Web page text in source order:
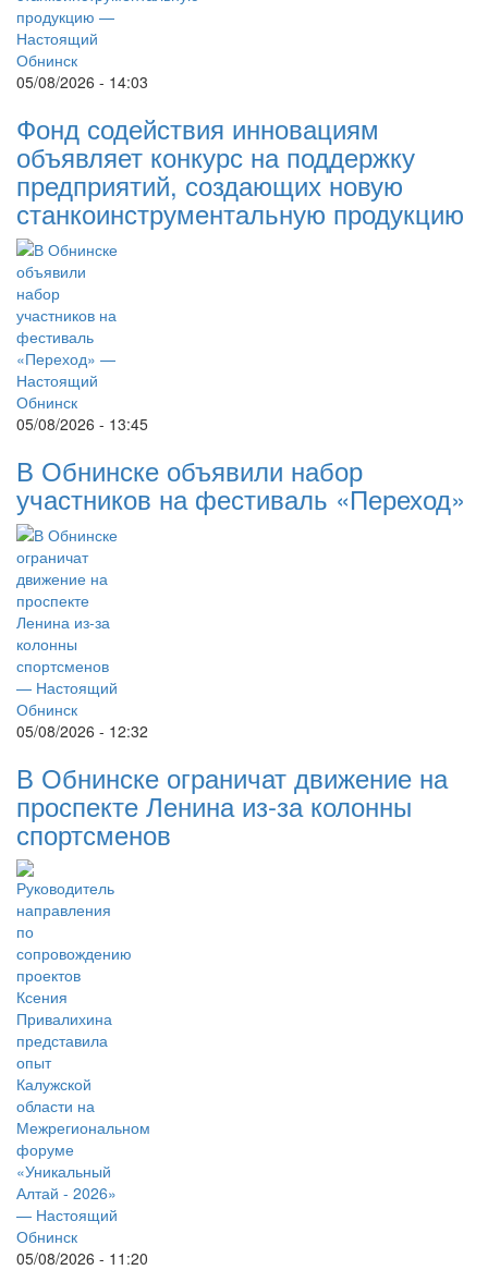
05/08/2026 - 14:03
Фонд содействия инновациям
объявляет конкурс на поддержку
предприятий, создающих новую
станкоинструментальную продукцию
05/08/2026 - 13:45
В Обнинске объявили набор
участников на фестиваль «Переход»
05/08/2026 - 12:32
В Обнинске ограничат движение на
проспекте Ленина из-за колонны
спортсменов
05/08/2026 - 11:20